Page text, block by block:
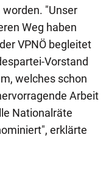
"Unser
Weg haben
VPNÖ begleitet
Vorstand
welches schon
Arbeit
Nationalräte
erklärte